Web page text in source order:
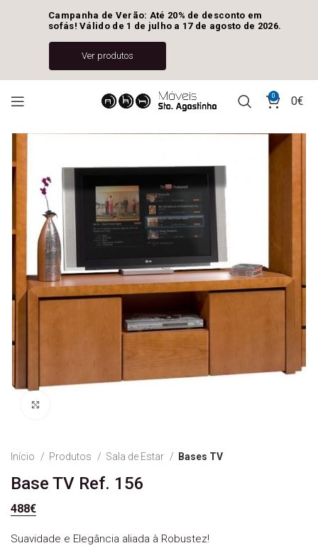
0 0€
Início Produtos Sala de Estar Bases TV
Base TV Ref. 156
488€
Suavidade e Elegância aliada à Robustez!
Campanha de Verão: Até 20% de desconto em
sofás! Válido de 1 de julho a 17 de agosto de 2026.
Ver produtos